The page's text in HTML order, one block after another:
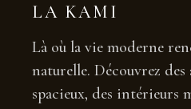
LA KAMI
Là où la vie moderne
naturelle. Découvrez des
spacieux, des intérieurs